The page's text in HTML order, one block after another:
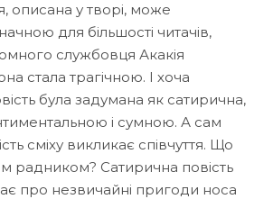
описана у творі, може
для більшості читачів,
службовця Акакія
стала трагічною. І хоча
була задумана як сатирична,
і сумною. А сам
сміху викликає співчуття. Що
радником? Сатирична повість
про незвичайні пригоди носа